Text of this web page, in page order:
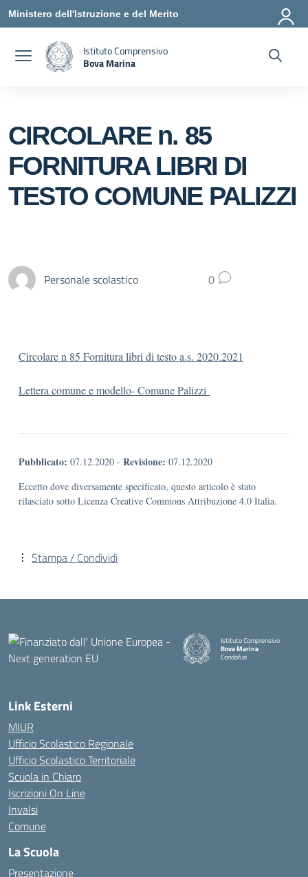
Vai ai contenuti
Vai al menu di navigazione
Vai al footer
Ministero dell'Istruzione e del Merito
Istituto Comprensivo
Bova Marina
CIRCOLARE n. 85
FORNITURA LIBRI DI
TESTO COMUNE PALIZZI
Personale scolastico 0
Circolare n 85 Fornitura libri di testo a.s. 2020.2021
Lettera comune e modello- Comune Palizzi
Pubblicato: 07.12.2020 - Revisione: 07.12.2020
Eccetto dove diversamente specificato, questo articolo è stato
rilasciato sotto Licenza Creative Commons Attribuzione 4.0 Italia.
Stampa / Condividi
Istituto Comprensivo
Bova Marina
Condofuri
Link Esterni
MIUR
Ufficio Scolastico Regionale
Ufficio Scolastico Territoriale
Scuola in Chiaro
Iscrizioni On Line
Invalsi
Comune
La Scuola
Presentazione